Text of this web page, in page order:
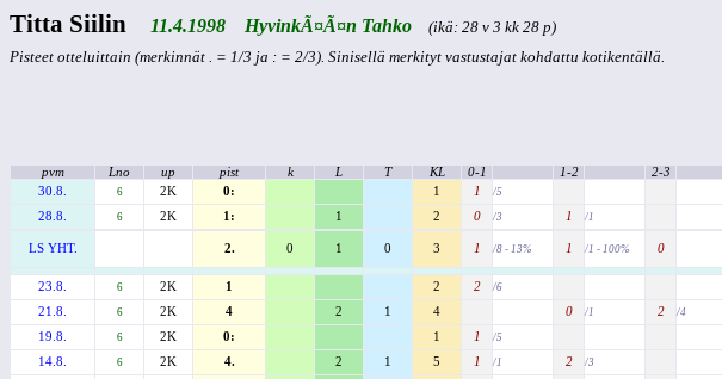
Titta Siilin 11.4.1998 HyvinkÃ¤Ã¤n Tahko
(ikä: 28 v 3 kk 28 p)
Pisteet otteluittain (merkinnät . = 1/3 ja : = 2/3). Sinisellä merkityt vastustajat kohdattu kotikentällä.
pvm Lno up pist k L T KL 0-1 1-2 2-3
30.8.
6 2K 0: 1 1 /5
28.8.
6 2K 1: 1 2 0 /3 1 /1
LS YHT. 2. 0 1 0 3 1 /8 - 13% 1 /1 - 100% 0
23.8. 6 2K 1 2 2 /6
21.8.
6 2K 4 2 1 4 0 /1 2 /4
19.8.
6 2K 0: 1 1 /5
14.8.
6 2K 4. 2 1 5 1 /1 2 /3